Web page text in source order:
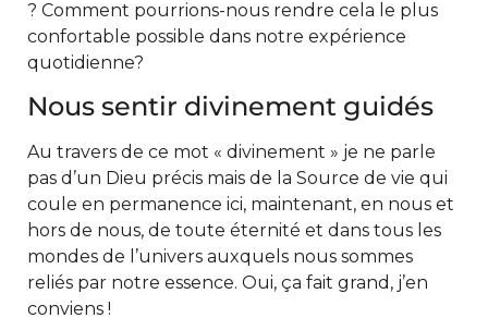
? Comment pourrions-nous rendre cela le plus
confortable possible dans notre expérience
quotidienne?
Nous sentir divinement guidés
Au travers de ce mot « divinement » je ne parle
pas d’un Dieu précis mais de la Source de vie qui
coule en permanence ici, maintenant, en nous et
hors de nous, de toute éternité et dans tous les
mondes de l’univers auxquels nous sommes
reliés par notre essence. Oui, ça fait grand, j’en
conviens !